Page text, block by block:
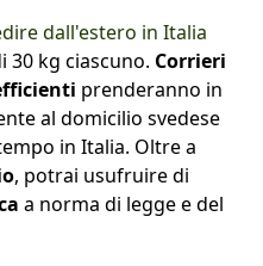
dall'estero in Italia
30 kg ciascuno. Corrieri
prenderanno in
al domicilio svedese
in Italia. Oltre a
, potrai usufruire di
a norma di legge e del